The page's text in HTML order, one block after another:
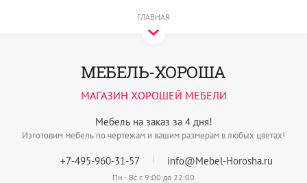
ГЛАВНАЯ
Мебель на заказ за 4 дня!
Изготовим мебель по чертежам и вашим размерам в любых цветах!
МЕБЕЛЬ-ХОРОША
МАГАЗИН ХОРОШЕЙ МЕБЕЛИ
+7-495-960-31-57 info@Mebel-Horosha.ru
Пн - Вс с 9:00 до 22:00